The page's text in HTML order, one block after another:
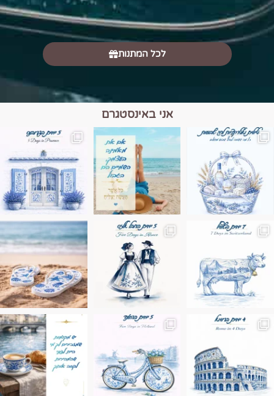
לכל המתנות
אני באינסטגרם
הם הגבול 💙🩵
בחבל אלזס צרפת
בחופשה שבו הכל נהיה פשוט יותר. החול, הי
Instagram post
Instagram post 17994326828955248